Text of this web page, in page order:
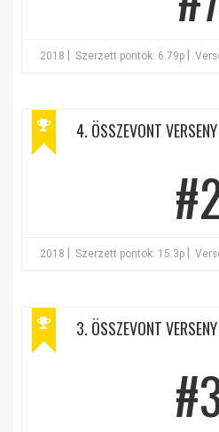
2018 Szerzett pontok: 6.79p
4. ÖSSZEVONT
2018 Szerzett pontok: 15.3p
3. ÖSSZEVONT